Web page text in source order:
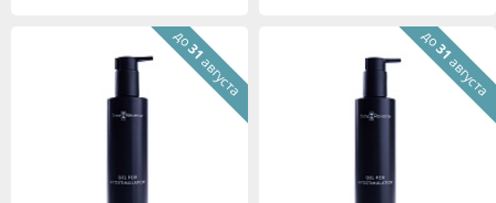
до31августа
до31августа